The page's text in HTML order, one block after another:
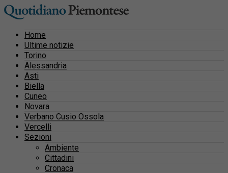
Home
Ultime notizie
Torino
Alessandria
Asti
Biella
Cuneo
Novara
Verbano Cusio Ossola
Vercelli
Sezioni
Ambiente
Cittadini
Cronaca